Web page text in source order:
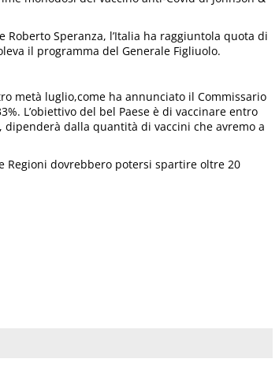
Speranza, l’Italia ha raggiuntola quota di
il programma del Generale Figliuolo.
metà luglio,come ha annunciato il Commissario
L’obiettivo del bel Paese è di vaccinare entro
dipenderà dalla quantità di vaccini che avremo a
Regioni dovrebbero potersi spartire oltre 20